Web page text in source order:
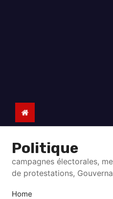
Politique
campagnes électorales,
de protestations,
Home